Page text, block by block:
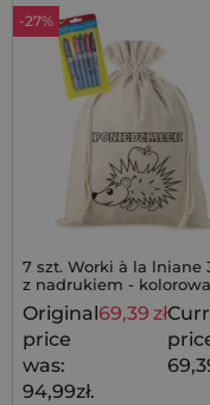
-27%
7 szt. Worki à la lniane
z nadrukiem -
mazakami
Original
price
was:
94,99zł.
69,39 zł